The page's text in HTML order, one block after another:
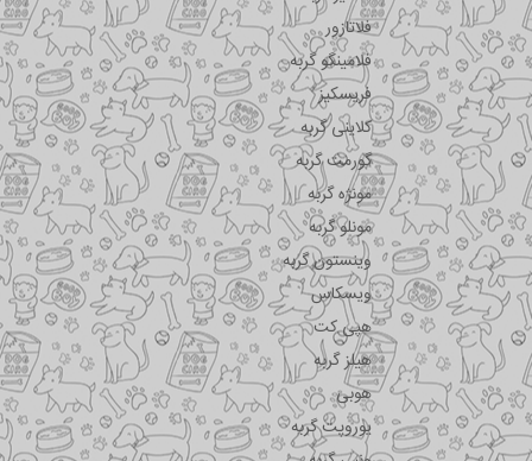
فلاتازور
فلامینگو گربه
فریسکیز
کلاینی گربه
گورمت گربه
مونژه گربه
مونلو گربه
وینستون گربه
ویسکاس
هپی کت
هیلز گربه
هوبی
یوروپت گربه